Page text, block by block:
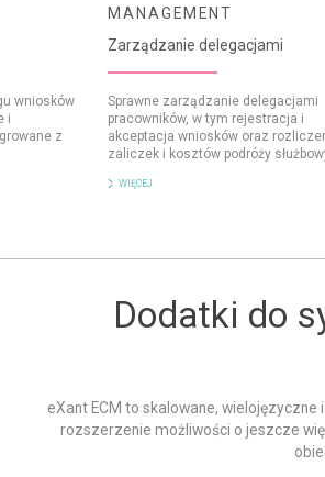
wniosków
i
z
MANAGEMENT
Zarządzanie delegacjami
Sprawne zarządzanie delegacjami
pracowników, w tym rejestracja i
akceptacja wniosków oraz
zaliczek i kosztów podróży
WIĘCEJ
Dodatki do
eXant ECM to skalowane,
rozszerzenie możliwości o jeszcze